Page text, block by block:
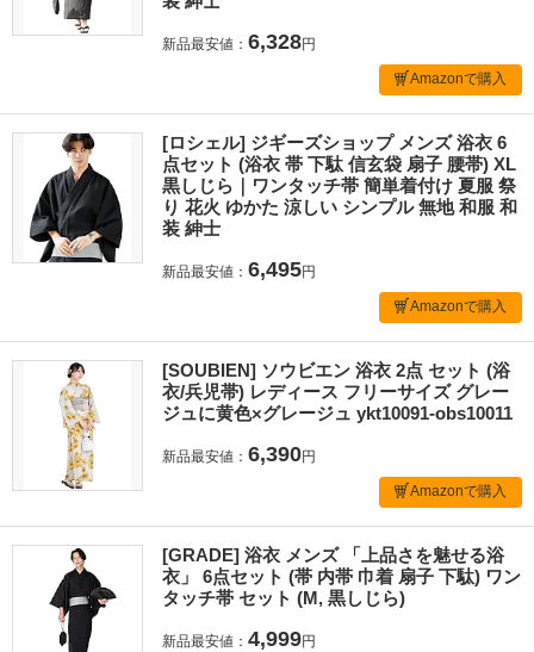
新品最安値： 6,328円
Amazonで購入
[ロシェル] ジギーズショップ メンズ 浴衣 6
点セット (浴衣 帯 下駄 信玄袋 扇子 腰帯) XL
黒しじら｜ワンタッチ帯 簡単着付け 夏服 祭
り 花火 ゆかた 涼しい シンプル 無地 和服 和
装 紳士
新品最安値： 6,495円
Amazonで購入
[SOUBIEN] ソウビエン 浴衣 2点 セット (浴
衣/兵児帯) レディース フリーサイズ グレー
ジュに黄色×グレージュ ykt10091-obs10011
新品最安値： 6,390円
Amazonで購入
[GRADE] 浴衣 メンズ 「上品さを魅せる浴
衣」 6点セット (帯 内帯 巾着 扇子 下駄) ワン
タッチ帯 セット (M, 黒しじら)
新品最安値： 4,999円